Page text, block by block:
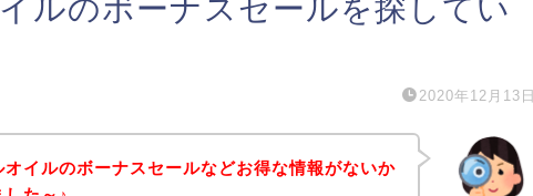
ルのボーナスセールを探してい
2020年12月13日
オイルのボーナスセールなどお得な情報がないか